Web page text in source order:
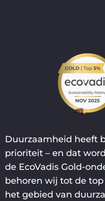
Duurzaamheid heeft
prioriteit – en dat
de EcoVadis Gold-
behoren wij tot de top
het gebied van